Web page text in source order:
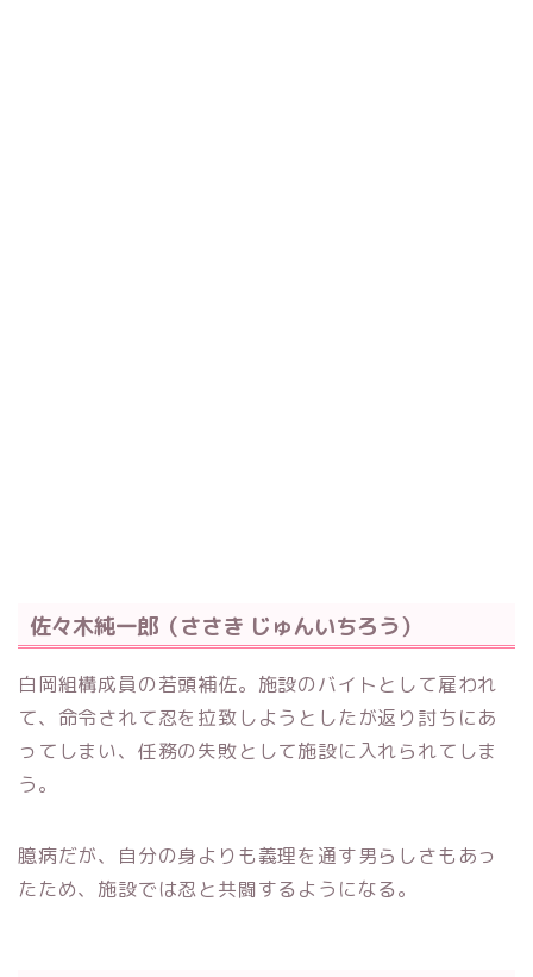
佐々木純一郎（ささき じゅんいちろう）
白岡組構成員の若頭補佐。施設のバイトとして雇われ
て、命令されて忍を拉致しようとしたが返り討ちにあ
ってしまい、任務の失敗として施設に入れられてしま
う。
臆病だが、自分の身よりも義理を通す男らしさもあっ
たため、施設では忍と共闘するようになる。